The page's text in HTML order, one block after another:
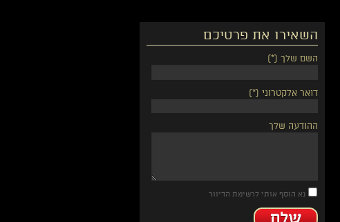
השאירו את פרטיכם
השם שלך (*)
דואר אלקטרוני (*)
ההודעה שלך
נא הוסף אותי לרשימת הדיוור